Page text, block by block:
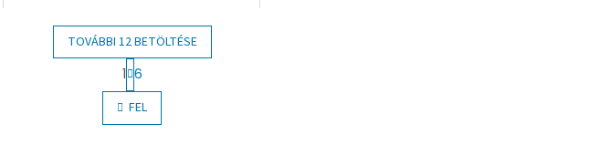
védőfelszerelés...
L
i
s
TOVÁBBI 12 BETÖLTÉSE
L
a
p
o
z
1 6
FEL